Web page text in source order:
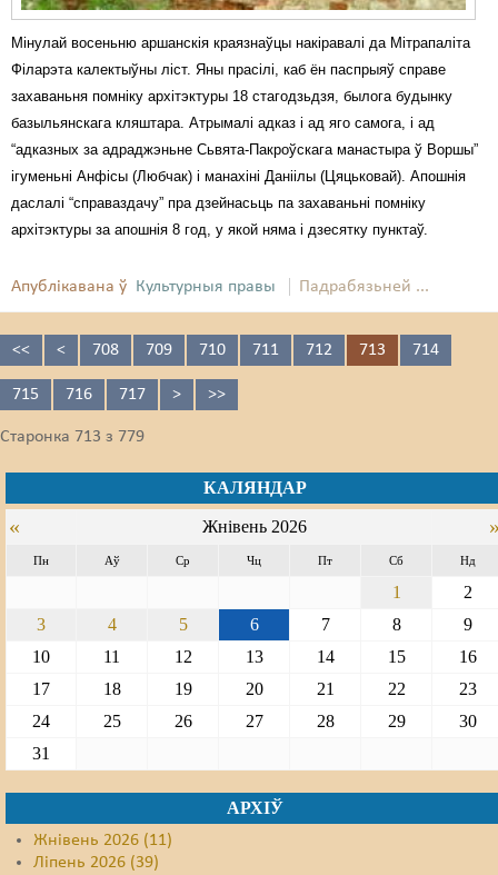
Мінулай восеньню аршанскія краязнаўцы накіравалі да Мітрапаліта
Філарэта калектыўны ліст. Яны прасілі, каб ён паспрыяў справе
захаваньня помніку архітэктуры 18 стагодзьдзя, былога будынку
базыльянскага кляштара. Атрымалі адказ і ад яго самога, і ад
“адказных за адраджэньне Сьвята-Пакроўскага манастыра ў Воршы”
ігуменьні Анфісы (Любчак) і манахіні Даніілы (Цяцьковай). Апошнія
даслалі “справаздачу” пра дзейнасьць па захаваньні помніку
архітэктуры за апошнія 8 год, у якой няма і дзесятку пунктаў.
Апублікавана ў Культурныя правы Падрабязьней ...
<< < 708 709 710 711 712 713 714
715 716 717 > >>
Старонка 713 з 779
КАЛЯНДАР
« Жнівень 2026
Пн Аў Ср Чц Пт Сб Нд
1
2
3
4 5 6 7 8
9
10
11 12 13 14 15
16
17
18 19 20 21 22
23
24
25 26 27 28 29
30
31
АРХІЎ
Жнівень 2026 (11)
Ліпень 2026 (39)